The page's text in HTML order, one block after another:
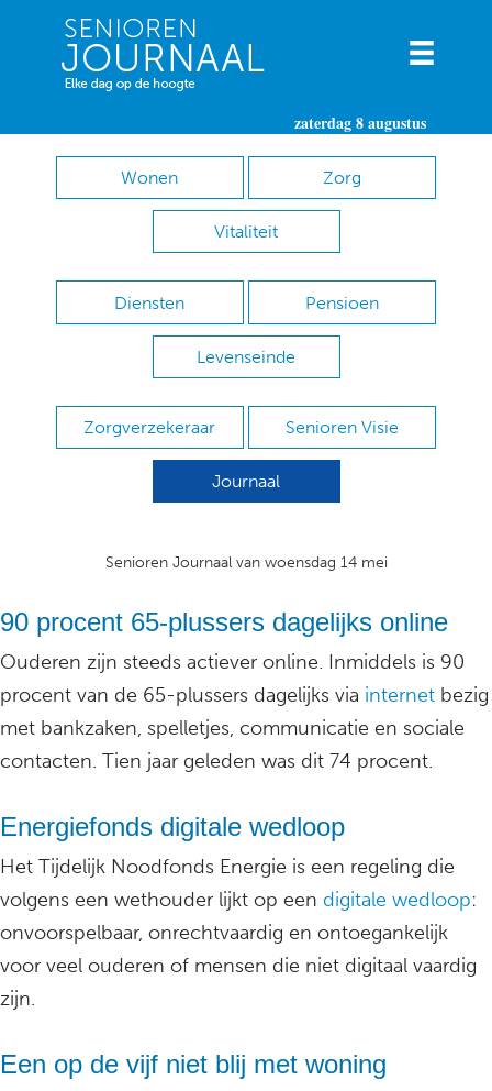
zaterdag 8 augustus
Wonen Zorg
Vitaliteit
Diensten Pensioen
Levenseinde
Zorgverzekeraar Senioren Visie
Journaal
Senioren Journaal van woensdag 14 mei
90 procent 65-plussers dagelijks online
Ouderen zijn steeds actiever online. Inmiddels is 90
procent van de 65-plussers dagelijks via internet bezig
met bankzaken, spelletjes, communicatie en sociale
contacten. Tien jaar geleden was dit 74 procent.
Energiefonds digitale wedloop
Het Tijdelijk Noodfonds Energie is een regeling die
volgens een wethouder lijkt op een digitale wedloop:
onvoorspelbaar, onrechtvaardig en ontoegankelijk
voor veel ouderen of mensen die niet digitaal vaardig
zijn.
Een op de vijf niet blij met woning